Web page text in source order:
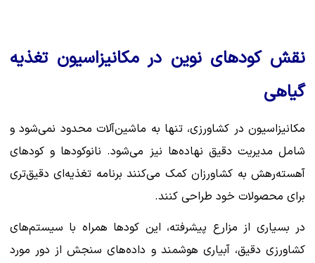
نقش کودهای نوین در مکانیزاسیون تغذیه
گیاهی
مکانیزاسیون در کشاورزی، تنها به ماشین‌آلات محدود نمی‌شود و
شامل مدیریت دقیق نهاده‌ها نیز می‌شود. نانوکودها و کودهای
آهسته‌رهش به کشاورزان کمک می‌کنند برنامه تغذیه‌ای دقیق‌تری
برای محصولات خود طراحی کنند.
در بسیاری از مزارع پیشرفته، این کودها همراه با سیستم‌های
کشاورزی دقیق، آبیاری هوشمند و داده‌های سنجش از دور مورد